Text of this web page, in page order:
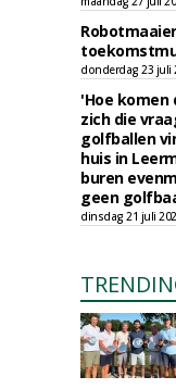
donderdag 23 juli
'Hoe komen
zich die
golfballen
huis in
buren
geen
dinsdag 21 juli